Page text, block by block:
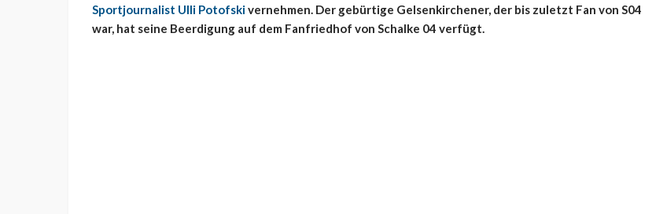
Sportjournalist Ulli Potofskivernehmen. Der gebürtige Gelsenkirchener, der bis zuletzt Fan von S04
war, hat seine Beerdigung auf dem Fanfriedhof von Schalke 04 verfügt.